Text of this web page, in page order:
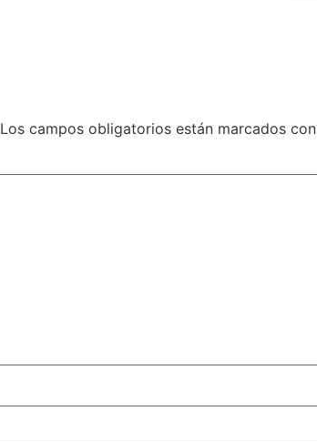
Los campos obligatorios están marcados con